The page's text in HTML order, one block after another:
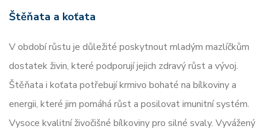
Štěňata a koťata
V období růstu je důležité poskytnout mladým mazlíčkům
dostatek živin, které podporují jejich zdravý růst a vývoj.
Štěňata i koťata potřebují krmivo bohaté na bílkoviny a
energii, které jim pomáhá růst a posilovat imunitní systém.
Vysoce kvalitní živočišné bílkoviny pro silné svaly. Vyvážený